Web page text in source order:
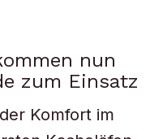
nun
zum Einsatz
Komfort im